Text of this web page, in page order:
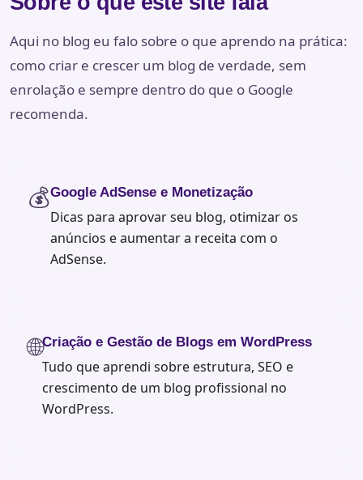
Aqui no blog eu falo sobre o que aprendo na prática:
como criar e crescer um blog de verdade, sem
enrolação e sempre dentro do que o Google
recomenda.
💰 Google AdSense e Monetização
Dicas para aprovar seu blog, otimizar os
anúncios e aumentar a receita com o
AdSense.
🌐 Criação e Gestão de Blogs em WordPress
Tudo que aprendi sobre estrutura, SEO e
crescimento de um blog profissional no
WordPress.